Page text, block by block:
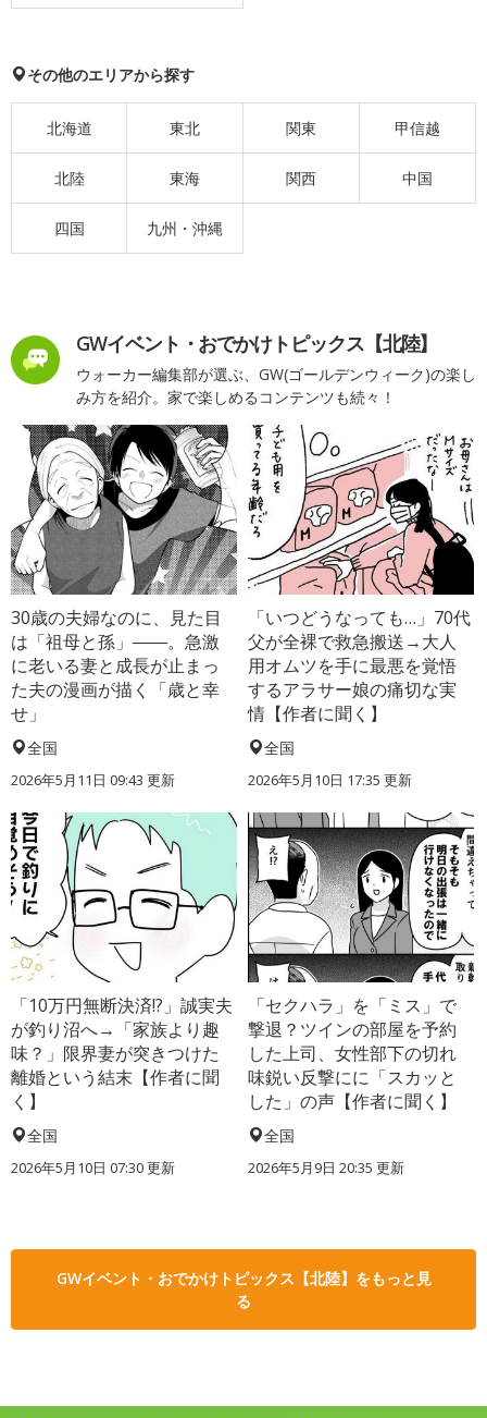
その他のエリアから探す
北海道 東北 関東 甲信越
北陸 東海 関西 中国
四国 九州・沖縄
GWイベント・おでかけトピックス【北陸】
ウォーカー編集部が選ぶ、GW(ゴールデンウィーク)の楽し
み方を紹介。家で楽しめるコンテンツも続々！
30歳の夫婦なのに、見た目
は「祖母と孫」――。急激
に老いる妻と成長が止まっ
た夫の漫画が描く「歳と幸
せ」
全国
2026年5月11日 09:43 更新
「いつどうなっても…」70代
父が全裸で救急搬送→大人
用オムツを手に最悪を覚悟
するアラサー娘の痛切な実
情【作者に聞く】
全国
2026年5月10日 17:35 更新
「10万円無断決済!?」誠実夫
が釣り沼へ→「家族より趣
味？」限界妻が突きつけた
離婚という結末【作者に聞
く】
全国
2026年5月10日 07:30 更新
「セクハラ」を「ミス」で
撃退？ツインの部屋を予約
した上司、女性部下の切れ
味鋭い反撃にに「スカッと
した」の声【作者に聞く】
全国
2026年5月9日 20:35 更新
GWイベント・おでかけトピックス【北陸】をもっと見
る